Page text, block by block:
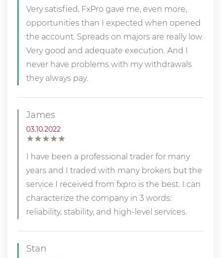
Very satisfied, FxPro gave me, even more,
opportunities than I expected when opened
the account. Spreads on majors are really low.
Very good and adequate execution. And I
never have problems with my withdrawals
they always pay.
James
03.10.2022
★★
★★
★★
★★
★
I have been a professional trader for many
years and I traded with many brokers but the
service I received from fxpro is the best. I can
characterize the company in 3 words:
reliability, stability, and high-level services.
Stan